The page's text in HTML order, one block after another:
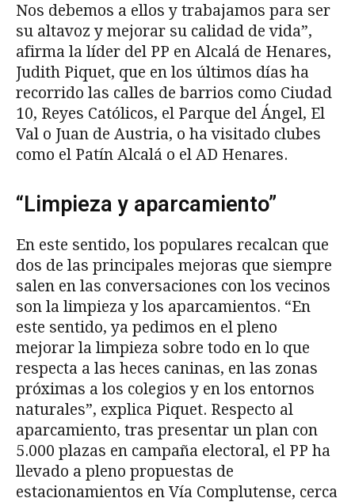
Nos debemos a ellos y trabajamos para ser
su altavoz y mejorar su calidad de vida”,
afirma la líder del PP en Alcalá de Henares,
Judith Piquet, que en los últimos días ha
recorrido las calles de barrios como Ciudad
10, Reyes Católicos, el Parque del Ángel, El
Val o Juan de Austria, o ha visitado clubes
como el Patín Alcalá o el AD Henares.
“Limpieza y aparcamiento”
En este sentido, los populares recalcan que
dos de las principales mejoras que siempre
salen en las conversaciones con los vecinos
son la limpieza y los aparcamientos. “En
este sentido, ya pedimos en el pleno
mejorar la limpieza sobre todo en lo que
respecta a las heces caninas, en las zonas
próximas a los colegios y en los entornos
naturales”, explica Piquet. Respecto al
aparcamiento, tras presentar un plan con
5.000 plazas en campaña electoral, el PP ha
llevado a pleno propuestas de
estacionamientos en Vía Complutense, cerca